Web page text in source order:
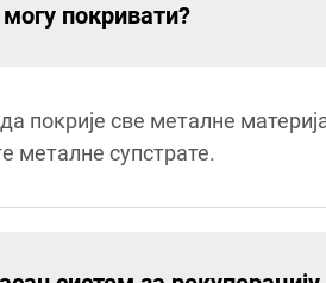
покривати?
покрије све металне
металне супстрате.